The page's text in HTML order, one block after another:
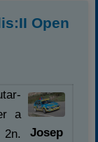
Open
a
2n.
Josep